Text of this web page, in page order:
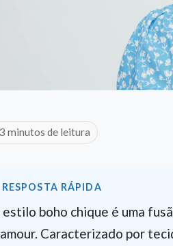
minutos de leitura
estilo boho chique é uma
Caracterizado por